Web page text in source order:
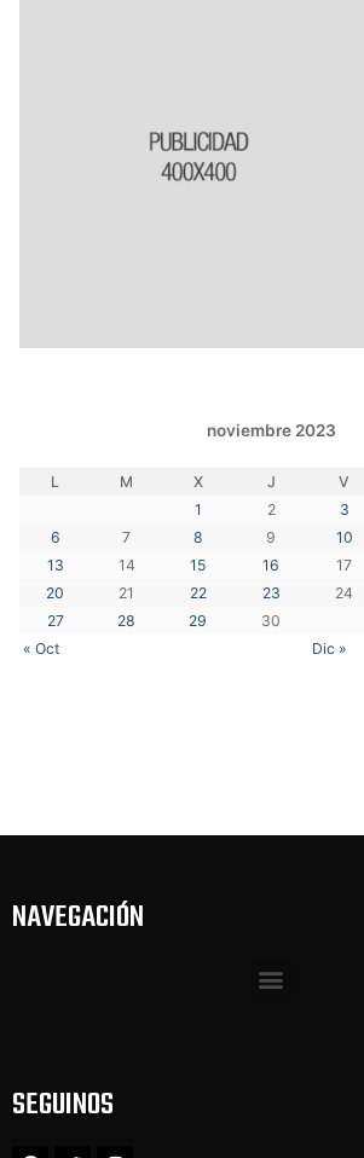
noviembre 2023
L M X J V
« Oct Dic »
1 2 3
6
7 8 9 10
13
14 15 16 17
20
21 22 23 24
27
28 29 30
NAVEGACIÓN
SEGUINOS